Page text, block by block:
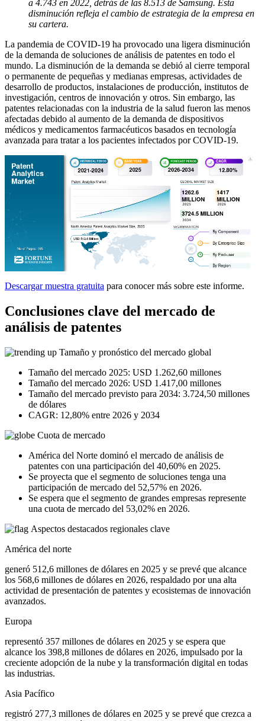
a 4.743 en 2022, detrás de las 8.513 de Samsung. Esta
disminución refleja el cambio de estrategia de la empresa en
su cartera.
La pandemia de COVID-19 ha provocado una ligera disminución
de la demanda de soluciones de análisis de patentes en todo el
mundo. La disminución de la demanda se debió al cierre temporal
o permanente de pequeñas y medianas empresas, actividades de
desarrollo de productos, instalaciones de producción, institutos de
investigación, centros de innovación y otros. Sin embargo, las
patentes relacionadas con la industria de la salud fueron las menos
afectadas debido al aumento de la demanda de dispositivos
médicos y medicamentos farmacéuticos basados ​​en tecnología
avanzada para tratar a los pacientes infectados por COVID-19.
Descargar muestra gratuita para conocer más sobre este informe.
Conclusiones clave del mercado de
análisis de patentes
Tamaño y pronóstico del mercado global
Tamaño del mercado 2025: USD 1.262,60 millones
Tamaño del mercado 2026: USD 1.417,00 millones
Tamaño del mercado previsto para 2034: 3.724,50 millones
de dólares
CAGR: 12,80% entre 2026 y 2034
Cuota de mercado
América del Norte dominó el mercado de análisis de
patentes con una participación del 40,60% en 2025.
Se proyecta que el segmento de soluciones tenga una
participación de mercado del 52,57% en 2026.
Se espera que el segmento de grandes empresas represente
una cuota de mercado del 53,02% en 2026.
Aspectos destacados regionales clave
América del norte
generó 512,6 millones de dólares en 2025 y se prevé que alcance
los 568,6 millones de dólares en 2026, respaldado por una alta
actividad de presentación de patentes y ecosistemas de innovación
avanzados.
Europa
representó 357 millones de dólares en 2025 y se espera que
alcance los 398,8 millones de dólares en 2026, impulsado por la
creciente adopción de la nube y la transformación digital en todas
las industrias.
Asia Pacífico
registró 277,3 millones de dólares en 2025 y se prevé que crezca a